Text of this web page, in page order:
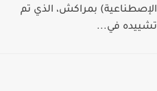
الإصطناعية) بمراكش، الذي تم
تشييده في...